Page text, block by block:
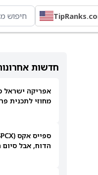
חדשות
אפריקה ישראל
מחוזי לתכנית
הדוח, אבל